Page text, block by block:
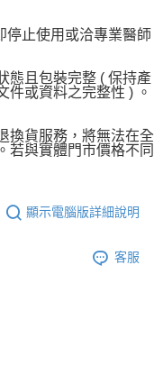
停止使用或洽專業醫師
態且包裝完整 ( 保持產
件或資料之完整性 ) 。
換貨服務，將無法在全
若與實體門市價格不同
顯示電腦版詳細說明
客服